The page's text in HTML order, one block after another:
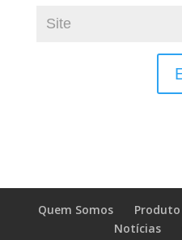
Quem Somos Produto
Notícias